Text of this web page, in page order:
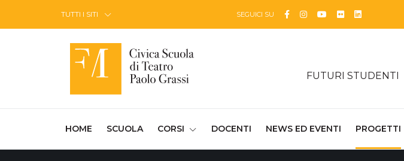
TUTTI I SITI SEGUICI SU Facebook
Instagram
YouTube
FlickrLinkedin
FUTURI STUDENTI
HOME (CURRENT)
SCUOLA CORSI DOCENTI NEWS ED EVENTI PROGETTI